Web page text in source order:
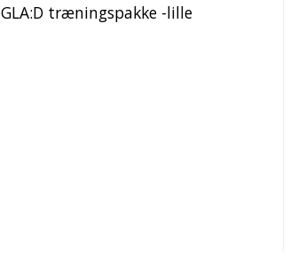
GLA:D træningspakke -lille